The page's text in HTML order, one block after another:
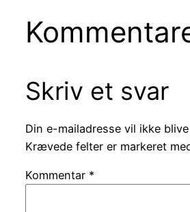
Skriv et svar
Din e-mailadresse vil ikke
Krævede felter er markeret
Kommentar *